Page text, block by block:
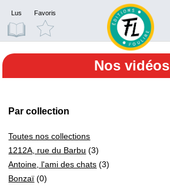
Lus Favoris
Nos vidéos
Par collection
Toutes nos collections
1212A, rue du Barbu (3)
Antoine, l'ami des chats (3)
Bonzaï (0)